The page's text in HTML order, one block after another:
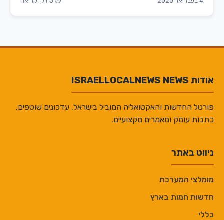
אודות ISRAELLOCALNEWS NEWS
פורטל החדשות והאקטואליה המוביל בישראל. עדכונים שוטפים,
כתבות עומק ומאמרים מקצועיים.
ניווט באתר
מומלצי המערכת
חדשות חמות בארץ
כללי